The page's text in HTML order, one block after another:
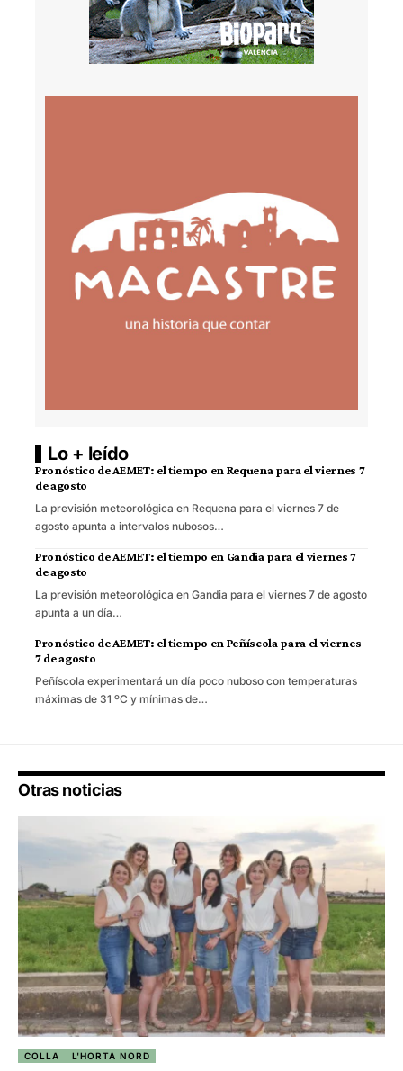
Lo + leído
Pronóstico de AEMET: el tiempo en Requena para el viernes 7
de agosto
La previsión meteorológica en Requena para el viernes 7 de
agosto apunta a intervalos nubosos…
Pronóstico de AEMET: el tiempo en Gandia para el viernes 7
de agosto
La previsión meteorológica en Gandia para el viernes 7 de agosto
apunta a un día…
Pronóstico de AEMET: el tiempo en Peñíscola para el viernes
7 de agosto
Peñíscola experimentará un día poco nuboso con temperaturas
máximas de 31 ºC y mínimas de…
Otras noticias
COLLA L'HORTA NORD